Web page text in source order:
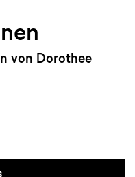
von Dorothee